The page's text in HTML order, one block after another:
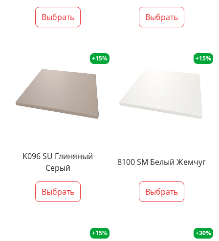
Выбрать Выбрать
+15%
K096 SU Глиняный
Серый
Выбрать
+15%
8100 SM Белый Жемчуг
Выбрать
+15% +30%